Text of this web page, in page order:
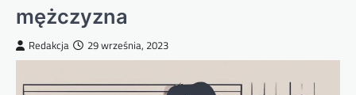
mężczyzna
Redakcja 29 września, 2023